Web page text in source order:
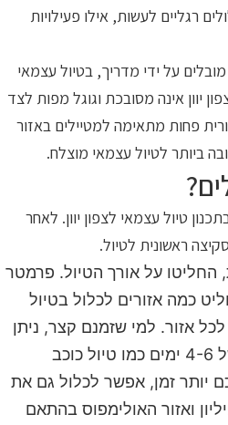
רגליים לעשות, אילו פעילויות
על ידי מדריך, בטיול עצמאי
יוון אינה מסובכת וגוגל מפות לצד
פחות מתאימה למטיילים באזור
ביותר לטיול עצמאי מוצלח.
טיול עצמאי לצפון יוון. לאחר
ראשונית לטיול.
החליטו על אורך הטיול. פרמטר
כמה אזורים לכלול בטיול
אזור. למי שזמנם קצר, ניתן
להרכיב מסלולים של 4-6 ימים כמו טיול כוכב
יותר זמן, אפשר לכלול גם את
ואזור האולימפוס בהתאם